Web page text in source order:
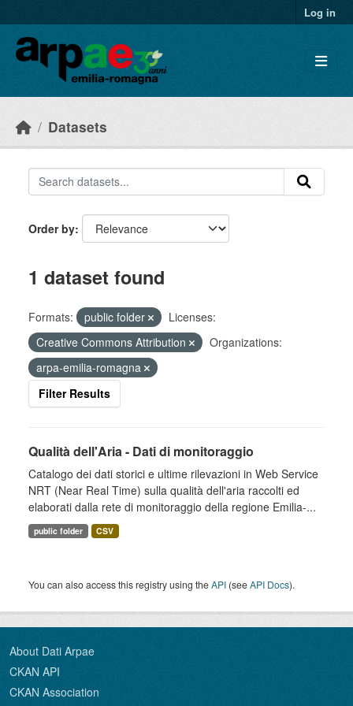
Log in
Datasets
Order by
1 dataset found
Formats: public folder
Licenses:
Creative Commons Attribution
Organizations:
arpa-emilia-romagna
Filter Results
Qualità dell'Aria - Dati di monitoraggio
Catalogo dei dati storici e ultime rilevazioni in Web Service
NRT (Near Real Time) sulla qualità dell'aria raccolti ed
elaborati dalla rete di monitoraggio della regione Emilia-...
public folder CSV
You can also access this registry using theAPI (seeAPI Docs).
About Dati Arpae
CKAN API
CKAN Association